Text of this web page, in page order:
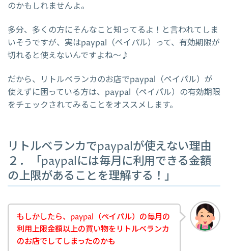
のかもしれませんよ。
多分、多くの方にそんなこと知ってるよ！と言われてしま
いそうですが、実はpaypal（ペイパル）って、有効期限が
切れると使えないんですよね～♪
だから、リトルベランカのお店でpaypal（ペイパル）が
使えずに困っている方は、paypal（ペイパル）の有効期限
をチェックされてみることをオススメします。
リトルベランカでpaypalが使えない理由
２．「paypalには毎月に利用できる金額
の上限があることを理解する！」
もしかしたら、paypal（ペイパル）の毎月の
利用上限金額以上の買い物をリトルベランカ
のお店でしてしまったのかも